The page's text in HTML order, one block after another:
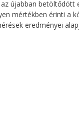
újabban betöltődött
mértékben érinti a
eredményei